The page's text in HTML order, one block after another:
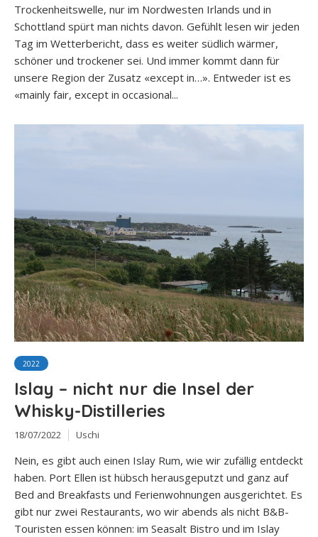
Trockenheitswelle, nur im Nordwesten Irlands und in
Schottland spürt man nichts davon. Gefühlt lesen wir jeden
Tag im Wetterbericht, dass es weiter südlich wärmer,
schöner und trockener sei. Und immer kommt dann für
unsere Region der Zusatz «except in…». Entweder ist es
«mainly fair, except in occasional...
2022
Islay – nicht nur die Insel der
Whisky-Distilleries
18/07/2022 Uschi
Nein, es gibt auch einen Islay Rum, wie wir zufällig entdeckt
haben. Port Ellen ist hübsch herausgeputzt und ganz auf
Bed and Breakfasts und Ferienwohnungen ausgerichtet. Es
gibt nur zwei Restaurants, wo wir abends als nicht B&B-
Touristen essen können: im Seasalt Bistro und im Islay